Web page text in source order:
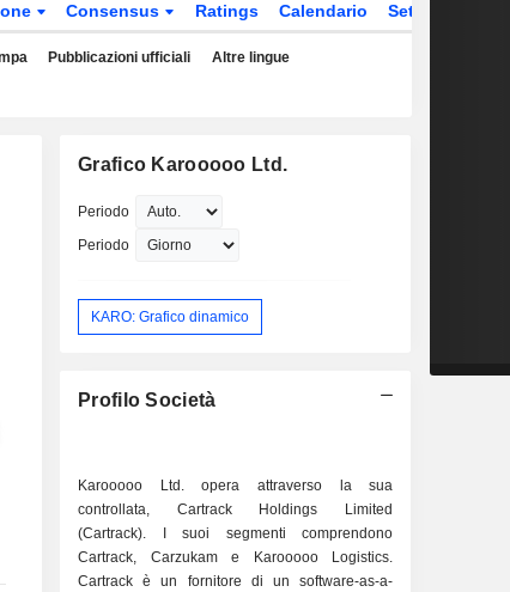
Consensus Ratings Calendario Settore
Pubblicazioni ufficiali Altre lingue
Grafico Karooooo Ltd.
Periodo
Periodo
KARO: Grafico dinamico
Profilo Società
Karooooo Ltd. opera attraverso la sua
controllata, Cartrack Holdings Limited
(Cartrack). I suoi segmenti comprendono
Cartrack, Carzukam e Karooooo Logistics.
Cartrack è un fornitore di un software-as-a-